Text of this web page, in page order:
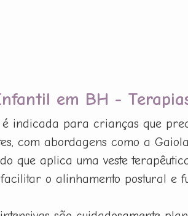
em BH -
indicada para crianças que
com abordagens como a
que aplica uma veste
o alinhamento postural e